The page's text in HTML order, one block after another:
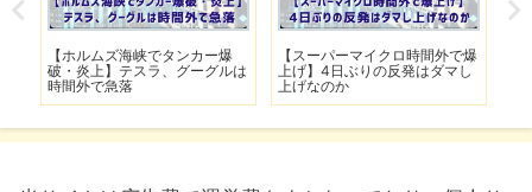
クロ時間外で爆
反発はダマし
【新NISAの投資先はこれだ】
つみたてNISA63ヶ月間の運用
【米軍が7夜連続でイラ
撃】イランは全面的攻勢